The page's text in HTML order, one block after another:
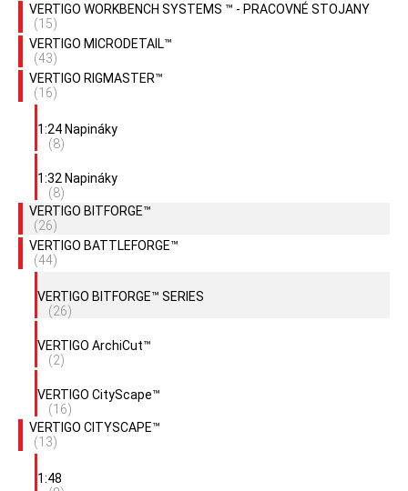
VERTIGO WORKBENCH SYSTEMS ™ - PRACOVNÉ STOJANY
(15)
VERTIGO MICRODETAIL™
(43)
VERTIGO RIGMASTER™
(16)
1:24 Napináky
(8)
1:32 Napináky
(8)
VERTIGO BITFORGE™
(26)
VERTIGO BATTLEFORGE™
(44)
VERTIGO BITFORGE™ SERIES
(26)
VERTIGO ArchiCut™
(2)
VERTIGO CityScape™
(16)
VERTIGO CITYSCAPE™
(13)
1:48